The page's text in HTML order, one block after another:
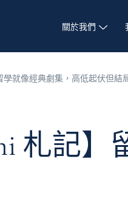
關於我們
學就像經典劇集，高低起伏但結
札記